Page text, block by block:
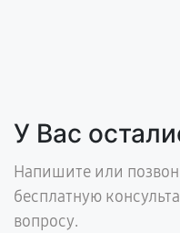
У Вас
Напишите или
бесплатную
вопросу.